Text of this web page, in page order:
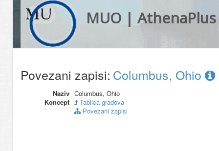
MUO | AthenaPlus
Povezani zapisi: Columbus, Ohio
Naziv Columbus, Ohio
Koncept
Tablica gradova
Povezani zapisi